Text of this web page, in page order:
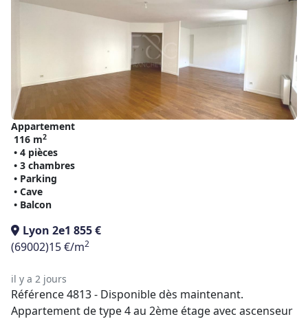
Appartement
116 m2
• 4 pièces
• 3 chambres
• Parking
• Cave
• Balcon
Lyon 2e1 855 €
(69002)15 €/m2
il y a 2 jours
Référence 4813 - Disponible dès maintenant.
Appartement de type 4 au 2ème étage avec ascenseur